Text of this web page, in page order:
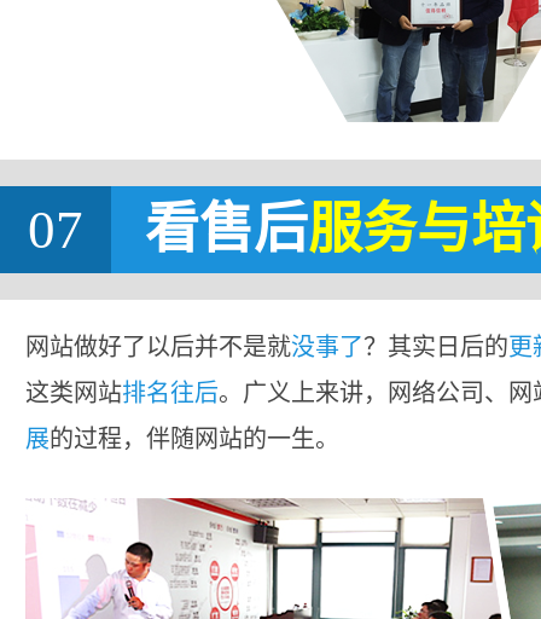
07 看售后服务与培
网站做好了以后并不是就没事了？其实日后的更
这类网站排名往后。广义上来讲，网络公司、
展的过程，伴随网站的一生。